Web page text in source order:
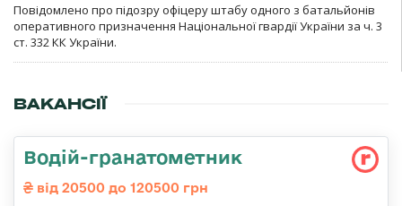
Повідомлено про підозру офіцеру штабу одного з батальйонів
оперативного призначення Національної гвардії України за ч. 3
ст. 332 КК України.
ВАКАНСІЇ
Водій-гранатометник
від 20500 до 120500 грн